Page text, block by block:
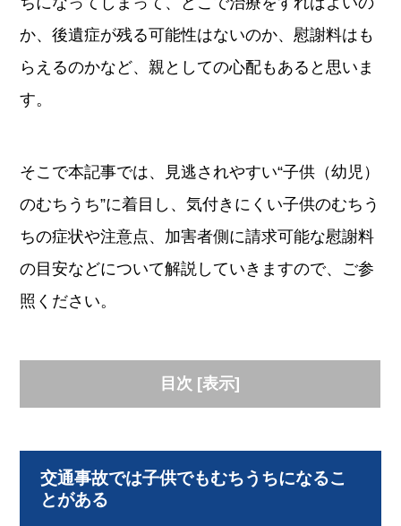
か、後遺症が残る可能性はないのか、慰謝料はも
らえるのかなど、親としての心配もあると思いま
す。
そこで本記事では、見逃されやすい“子供（幼児）
のむちうち”に着目し、気付きにくい子供のむちう
ちの症状や注意点、加害者側に請求可能な慰謝料
の目安などについて解説していきますので、ご参
照ください。
目次 [表示]
交通事故では子供でもむちうちになるこ
とがある